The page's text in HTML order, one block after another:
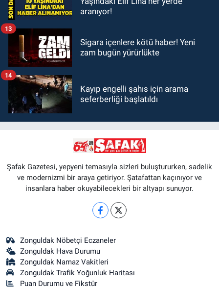
aranıyor!
Sigara içenlere kötü haber! Yeni
zam bugün yürürlükte
13
Kayıp engelli şahıs için arama
seferberliği başlatıldı
14
Şafak Gazetesi, yepyeni temasıyla sizleri buluştururken, sadelik
ve modernizmi bir araya getiriyor. Şatafattan kaçınıyor ve
insanlara haber okuyabilecekleri bir altyapı sunuyor.
Zonguldak Nöbetçi Eczaneler
Zonguldak Hava Durumu
Zonguldak Namaz Vakitleri
Zonguldak Trafik Yoğunluk Haritası
Puan Durumu ve Fikstür